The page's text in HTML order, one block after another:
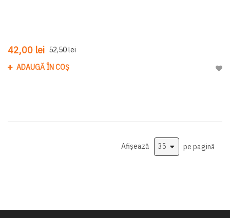
42,00 lei 52,50 lei
ADAUGĂ ÎN COȘ
Afișează pe pagină